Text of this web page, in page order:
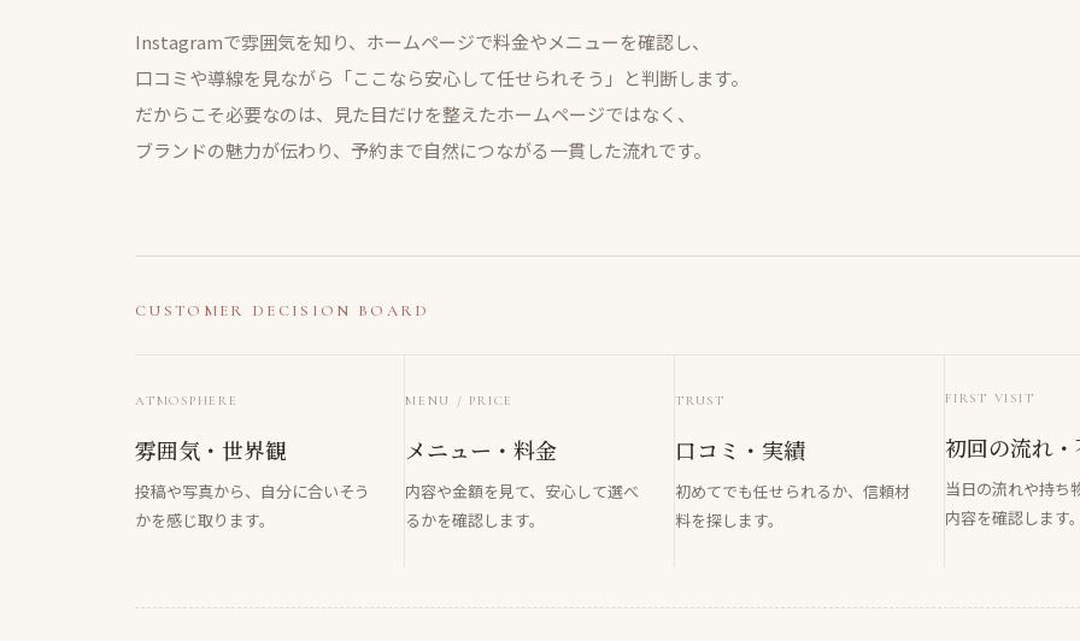
Instagramで雰囲気を知り、ホームページで料金やメニューを確認し、
口コミや導線を見ながら「ここなら安心して任せられそう」と判断します。
だからこそ必要なのは、見た目だけを整えたホームページではなく、
ブランドの魅力が伝わり、予約まで自然につながる一貫した流れです。
CUSTOMER DECISION BOARD
ATMOSPHERE
雰囲気・世界観
投稿や写真から、自分に合いそう
かを感じ取ります。
MENU / PRICE
メニュー・料金
内容や金額を見て、安心して選べ
るかを確認します。
TRUST
口コミ・実績
初めてでも任せられるか、信頼材
料を探します。
FIRST VISIT
初回の流れ
当日の流れや持ち
内容を確認します